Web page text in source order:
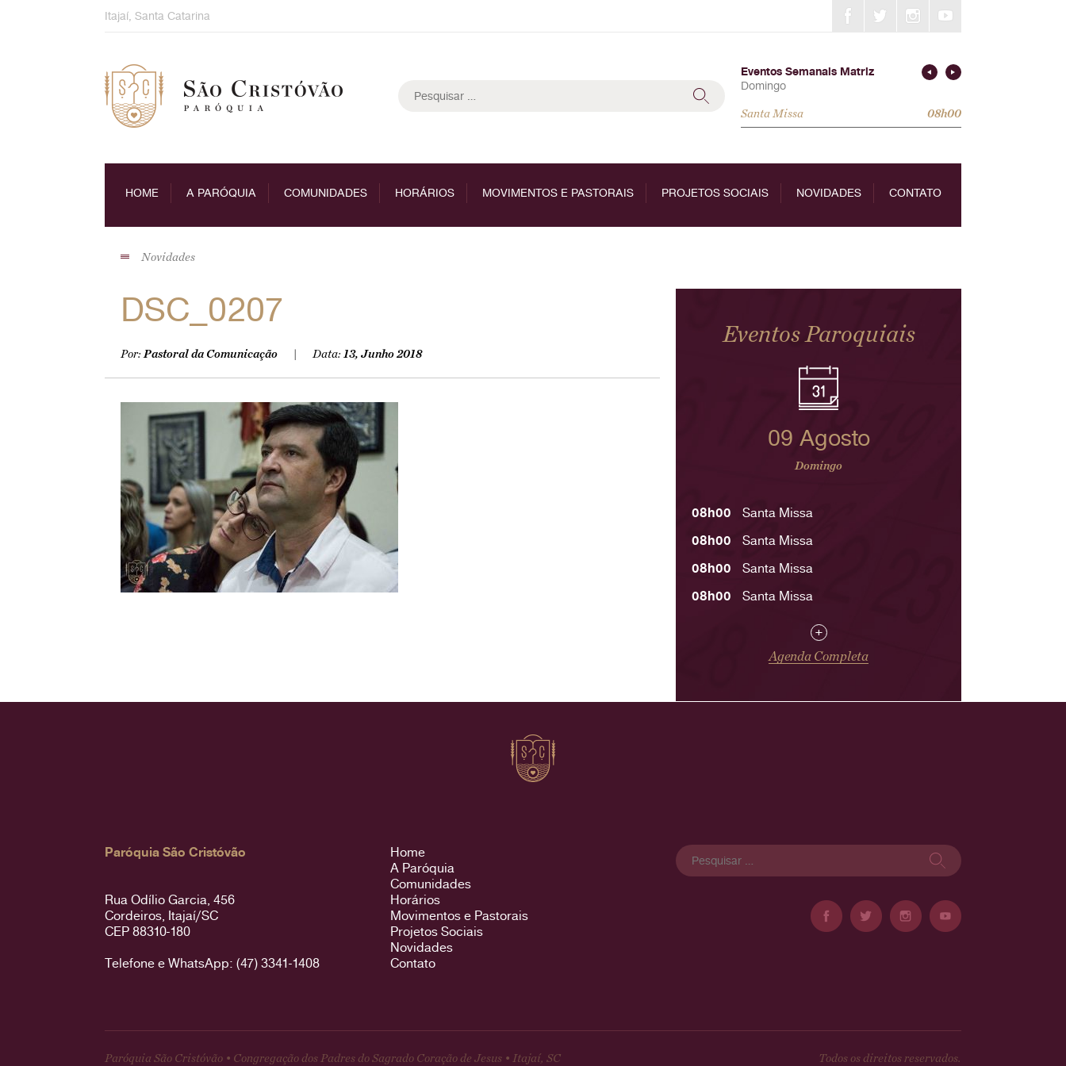
Itajaí, Santa Catarina
por:
Eventos Semanais Matriz
Domingo
Santa Missa 08h00
HOME A PARÓQUIA COMUNIDADES HORÁRIOS MOVIMENTOS E PASTORAIS PROJETOS SOCIAIS NOVIDADES CONTATO
Novidades
DSC_0207
Por:Pastoral da Comunicação Data: 13, Junho 2018
Eventos Paroquiais
09 Agosto
Domingo
08h00
Santa Missa
08h00
Santa Missa
08h00
Santa Missa
08h00
Santa Missa
+
Agenda Completa
Paróquia São Cristóvão
Rua Odílio Garcia, 456
Cordeiros, Itajaí/SC
CEP 88310-180
Telefone e WhatsApp: (47) 3341-1408
Home
A Paróquia
Comunidades
Horários
Movimentos e Pastorais
Projetos Sociais
Novidades
Contato
Pesquisar
por:
Paróquia São Cristóvão • Congregação dos Padres do Sagrado Coração de Jesus • Itajaí, SC Todos os direitos reservados.